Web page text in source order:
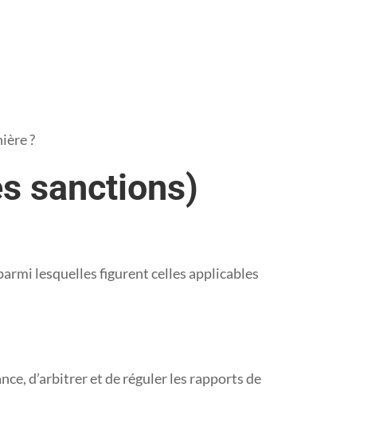
?
sanctions)
lesquelles figurent celles applicables
d’arbitrer et de réguler les rapports de